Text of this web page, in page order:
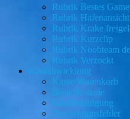
Rubrik Bestes
Rubrik Hafenansicht
Rubrik Krake
Rubrik Kurzclip
Rubrik Noobteam
Rubrik Verzockt
Kaufabwicklung
Kasse/Warenkorb
Bestellhistorie
Kaufbestätigung
Transaktionsfehler